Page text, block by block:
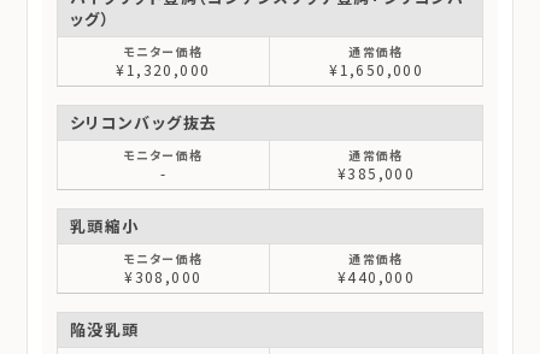
ッグ）
¥1,320,000 ¥1,650,000
シリコンバッグ抜去
- ¥385,000
乳頭縮小
¥308,000 ¥440,000
陥没乳頭